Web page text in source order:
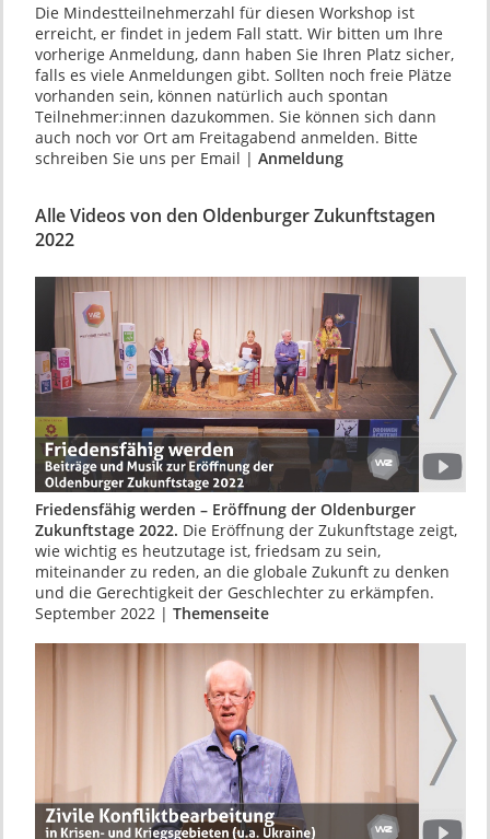
Die Mindestteilnehmerzahl für diesen Workshop ist
erreicht, er findet in jedem Fall statt. Wir bitten um Ihre
vorherige Anmeldung, dann haben Sie Ihren Platz sicher,
falls es viele Anmeldungen gibt. Sollten noch freie Plätze
vorhanden sein, können natürlich auch spontan
Teilnehmer:innen dazukommen. Sie können sich dann
auch noch vor Ort am Freitagabend anmelden. Bitte
schreiben Sie uns per Email | Anmeldung
Alle Videos von den Oldenburger Zukunftstagen
2022
Friedensfähig werden – Eröffnung der Oldenburger
Zukunftstage 2022. Die Eröffnung der Zukunftstage zeigt,
wie wichtig es heutzutage ist, friedsam zu sein,
miteinander zu reden, an die globale Zukunft zu denken
und die Gerechtigkeit der Geschlechter zu erkämpfen.
September 2022 | Themenseite